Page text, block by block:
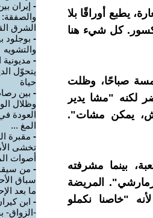
يطبع أوراقًا بلا
كل شيء هنا
صباحًا، وظلت
لكنه "مشا يدير
يمكن مشات".
بينما مشرفته
المريضة
"خاصنا نكملو
- إيران
الشرق
- بوجلود
والتشويه
-
يتحوّل
حياة
- بين
وظلال
العودة
المغ ...
- مقبرة
تخشى
أصوات
- من
سباق
ما بعد
- ابن
-الزواق-